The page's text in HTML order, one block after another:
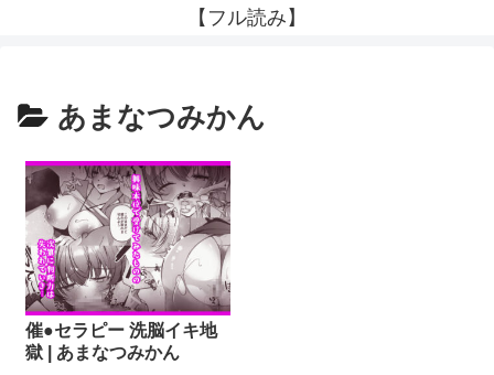
【フル読み】
あまなつみかん
催●セラピー 洗脳イキ地
獄 | あまなつみかん